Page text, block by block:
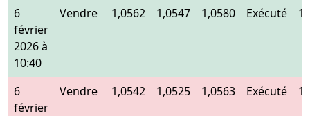
6
février
2026 à
10:40
Vendre 1,0562 1,0547 1,0580 Exécuté
6
février
Vendre 1,0542 1,0525 1,0563 Exécuté